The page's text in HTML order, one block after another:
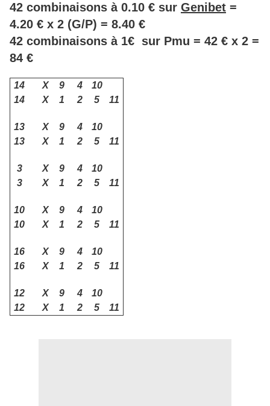
42 combinaisons à 0.10 € sur Genibet =
4.20 € x 2 (G/P) = 8.40 €
42 combinaisons à 1€ sur Pmu = 42 € x 2 =
84 €
14 X 9 4
10
14
X 1 2 5 11
13 X 9 4
10
13
X 1 2 5 11
3 X 9 4
10
3
X 1 2 5 11
10 X 9 4
10
10
X 1 2 5 11
16 X 9 4
10
16
X 1 2 5 11
12 X 9 4
10
12
X 1 2 5 11